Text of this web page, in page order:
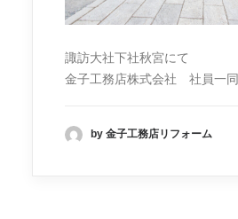
諏訪大社下社秋宮にて
金子工務店株式会社 社員一同
by 金子工務店リフォーム